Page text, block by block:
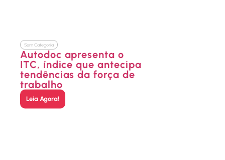
Sem Categoria
Autodoc apresenta o
ITC, índice que antecipa
tendências da força de
trabalho
Leia Agora!